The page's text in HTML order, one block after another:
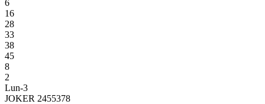
6
16
28
33
38
45
8
2
Lun-3
JOKER 2455378